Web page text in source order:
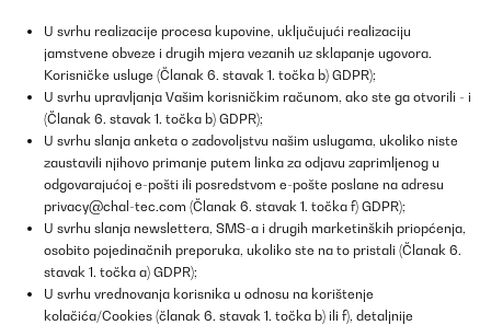
U svrhu realizacije procesa kupovine, uključujući realizaciju
jamstvene obveze i drugih mjera vezanih uz sklapanje ugovora.
Korisničke usluge (Članak 6. stavak 1. točka b) GDPR);
U svrhu upravljanja Vašim korisničkim računom, ako ste ga otvorili - i
(Članak 6. stavak 1. točka b) GDPR);
U svrhu slanja anketa o zadovoljstvu našim uslugama, ukoliko niste
zaustavili njihovo primanje putem linka za odjavu zaprimljenog u
odgovarajućoj e-pošti ili posredstvom e-pošte poslane na adresu
privacy@chal-tec.com (Članak 6. stavak 1. točka f) GDPR);
U svrhu slanja newslettera, SMS-a i drugih marketinških priopćenja,
osobito pojedinačnih preporuka, ukoliko ste na to pristali (Članak 6.
stavak 1. točka a) GDPR);
U svrhu vrednovanja korisnika u odnosu na korištenje
kolačića/Cookies (članak 6. stavak 1. točka b) ili f), detaljnije